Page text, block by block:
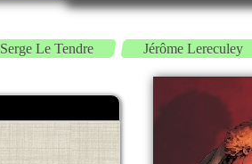
Serge Le Tendre Jérôme Lereculey